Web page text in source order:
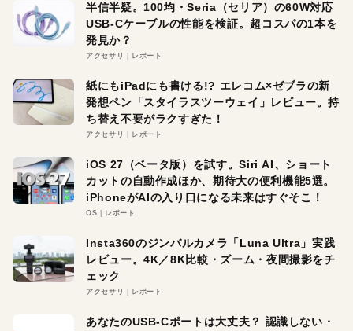
半信半疑。100均・Seria（セリア）の60W対応
USB-Cケーブルの性能を検証。超コスパの1本を
発見か？
アクセサリ レポート
紙にもiPadにも書ける!? エレコム×ゼブラの新
発想ペン「スタイラスツーウェイ」レビュー。持
ち替え不要がラクすぎた！
アクセサリ レポート
iOS 27（ベータ版）を試す。Siri AI、ショート
カットの自動作成ほか、期待大の便利機能5選。
iPhoneがAIの入り口になる未来はすぐそこ！
OS レポート
Insta360のジンバルカメラ「Luna Ultra」実践
レビュー。4K／8K比較・ズーム・夜間撮影をチ
ェック
アクセサリ レポート
あなたのUSB-Cポートは大丈夫？ 認識しない・